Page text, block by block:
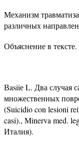
Механизм
различных
Объяснение в тексте.
Вasiiе L. Два случая
множественных
(Suicidio con lesioni
casi)., Minerva med.
Италия).